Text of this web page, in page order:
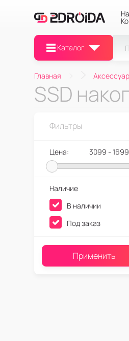
Каталог
Главная
SSD
Фильтры
Цена: 3099 -
Наличие
В наличии
Под заказ
Применить